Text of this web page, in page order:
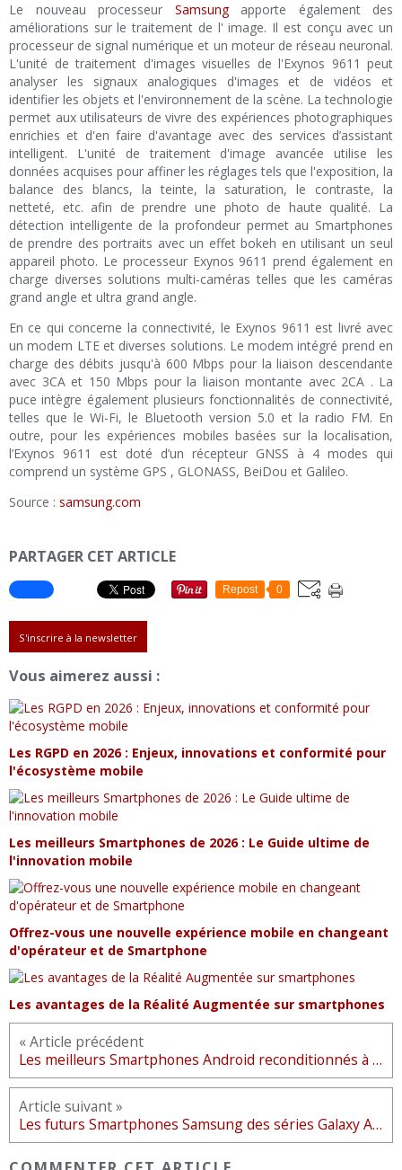
Le nouveau processeur Samsungapporte également des
améliorations sur le traitement de l' image. Il est conçu avec un
processeur de signal numérique et un moteur de réseau neuronal.
L'unité de traitement d'images visuelles de l'Exynos 9611 peut
analyser les signaux analogiques d'images et de vidéos et
identifier les objets et l'environnement de la scène. La technologie
permet aux utilisateurs de vivre des expériences photographiques
enrichies et d'en faire d'avantage avec des services d’assistant
intelligent. L'unité de traitement d'image avancée utilise les
données acquises pour affiner les réglages tels que l'exposition, la
balance des blancs, la teinte, la saturation, le contraste, la
netteté, etc. afin de prendre une photo de haute qualité. La
détection intelligente de la profondeur permet au Smartphones
de prendre des portraits avec un effet bokeh en utilisant un seul
appareil photo. Le processeur Exynos 9611 prend également en
charge diverses solutions multi-caméras telles que les caméras
grand angle et ultra grand angle.
En ce qui concerne la connectivité, le Exynos 9611 est livré avec
un modem LTE et diverses solutions. Le modem intégré prend en
charge des débits jusqu'à 600 Mbps pour la liaison descendante
avec 3CA et 150 Mbps pour la liaison montante avec 2CA . La
puce intègre également plusieurs fonctionnalités de connectivité,
telles que le Wi-Fi, le Bluetooth version 5.0 et la radio FM. En
outre, pour les expériences mobiles basées sur la localisation,
l’Exynos 9611 est doté d’un récepteur GNSS à 4 modes qui
comprend un système GPS , GLONASS, BeiDou et Galileo.
Source : samsung.com
PARTAGER CET ARTICLE
Repost 0
S'inscrire à la newsletter
Vous aimerez aussi :
Les RGPD en 2026 : Enjeux, innovations et conformité pour
l'écosystème mobile
Les meilleurs Smartphones de 2026 : Le Guide ultime de
l'innovation mobile
Offrez-vous une nouvelle expérience mobile en changeant
d'opérateur et de Smartphone
Les avantages de la Réalité Augmentée sur smartphones
« Article précédent
Les meilleurs Smartphones Android reconditionnés à neuf disponibles sur le marché
Article suivant »
Les futurs Smartphones Samsung des séries Galaxy A et J bénéficieront de l'option chargement sans fil